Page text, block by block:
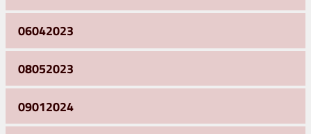
06042023
08052023
09012024